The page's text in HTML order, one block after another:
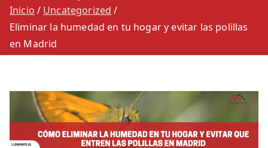
900 264 260
Inicio
Uncategorized
Eliminar la humedad en tu hogar y evitar las polillas
en Madrid